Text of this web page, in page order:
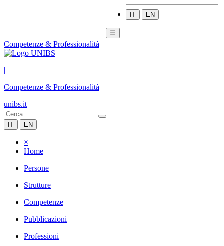
IT EN
☰
Competenze & Professionalità
|
Competenze & Professionalità
unibs.it
IT EN
×
Home
Persone
Strutture
Competenze
Pubblicazioni
Professioni